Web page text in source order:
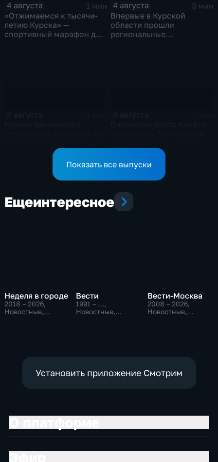
4 августа
1 мин
«Отжимаемся к тысячи-
летию Курска» —
спортивный марафон для
4 августа
3 мин
Впервые в Курской
области прошли
региональные
Показать все выпуски
Ещеинтересное
Неделя в городе
2018 – 2026,
Новостные,
Вести
1991 – …,
Новостные,
Вести-Москва
2008 – 2026,
Новостные,
Установить приложение Смотрим